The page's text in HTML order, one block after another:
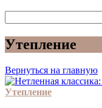
Утепление
Вернуться на главную
Утепление